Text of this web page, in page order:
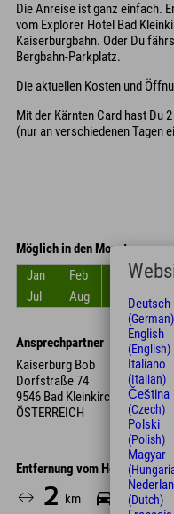
Die Anreise ist ganz einfach.
vom Explorer Hotel Bad
Kaiserburgbahn. Oder Du
Bergbahn-Parkplatz.
Die aktuellen Kosten und
Mit der Kärnten Card hast Du
(nur an verschiedenen Tagen
Möglich in den Monaten
Jan
Feb Mrz Apr
Jul
Aug Sep Okt
Ansprechpartner
Kaiserburg Bob
Dorfstraße 74
9546 Bad Kleinkirchheim
ÖSTERREICH
Entfernung vom Hotel
2 km 4 Min.
Deutsch
(German)
English
(English)
Italiano
(Italian)
Čeština
(Czech)
Polski
(Polish)
Magyar
(Dutch)